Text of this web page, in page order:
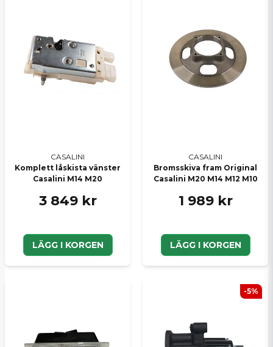
CASALINI
Komplett låskista vänster
Casalini M14 M20
3 849 kr
LÄGG I KORGEN
CASALINI
Bromsskiva fram Original
Casalini M20 M14 M12 M10
1 989 kr
LÄGG I KORGEN
-5%